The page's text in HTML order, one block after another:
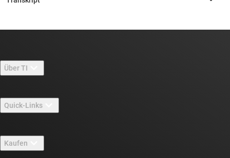
Über TI
Stellenangebote
Newsroom
Quick-Links
TI E2E™-Design-Support-Foren
Kaufen